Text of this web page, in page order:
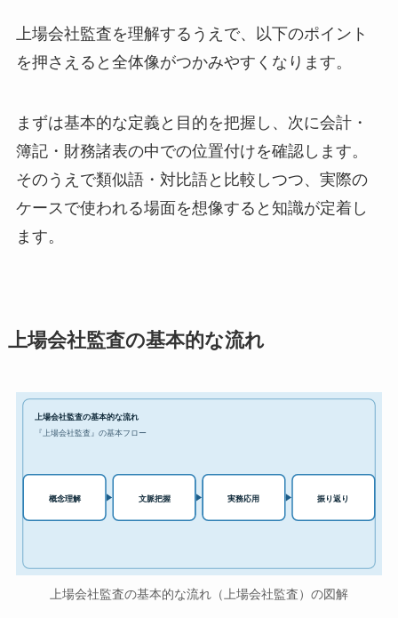
上場会社監査を理解するうえで、以下のポイント
を押さえると全体像がつかみやすくなります。
まずは基本的な定義と目的を把握し、次に会計・
簿記・財務諸表の中での位置付けを確認します。
そのうえで類似語・対比語と比較しつつ、実際の
ケースで使われる場面を想像すると知識が定着し
ます。
上場会社監査の基本的な流れ
上場会社監査の基本的な流れ
『上場会社監査』の基本フロー
概念理解 文脈把握 実務応用 振り返り
上場会社監査の基本的な流れ（上場会社監査）の図解